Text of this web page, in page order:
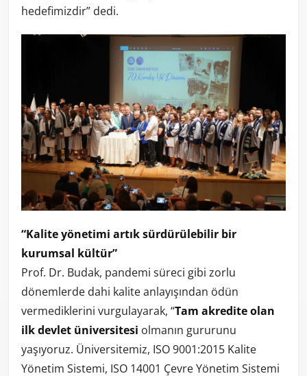
hedefimizdir” dedi.
“Kalite yönetimi artık sürdürülebilir bir
kurumsal kültür”
Prof. Dr. Budak, pandemi süreci gibi zorlu
dönemlerde dahi kalite anlayışından ödün
vermediklerini vurgulayarak, “Tam akredite olan
ilk devlet üniversitesi olmanın gururunu
yaşıyoruz. Üniversitemiz, ISO 9001:2015 Kalite
Yönetim Sistemi, ISO 14001 Çevre Yönetim Sistemi